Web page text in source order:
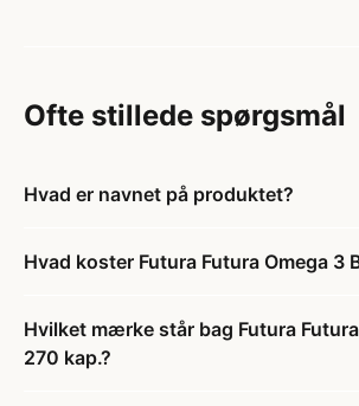
Ofte stillede spørgsmål
Hvad er navnet på produktet?
Hvad koster Futura Futura Omega 3
Hvilket mærke står bag Futura
270 kap.?